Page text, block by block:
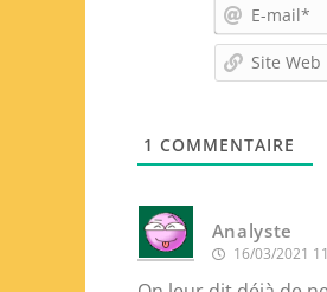
1 COMMENTAIRE
Analyste
16/03/2021